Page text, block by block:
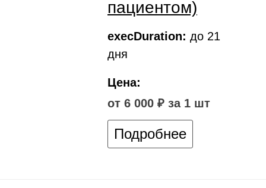
пациентом)
execDuration: до 21
дня
Цена:
от 6 000 ₽ за 1 шт
Подробнее